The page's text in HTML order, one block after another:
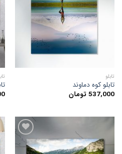
علاقه
مندی
تابلو
تابلو کوه دماوند
537,000 تومان